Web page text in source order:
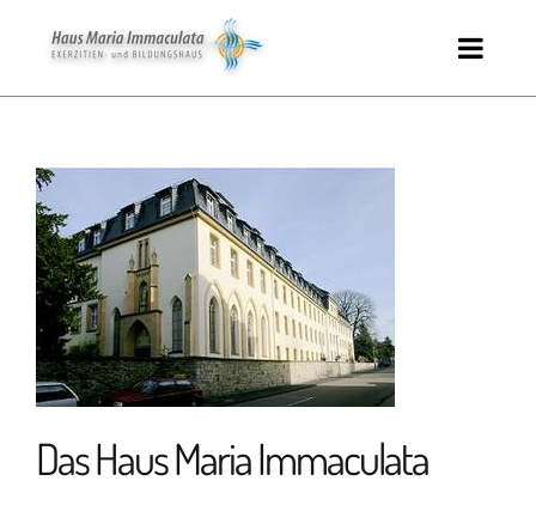
Das Haus Maria Immaculata